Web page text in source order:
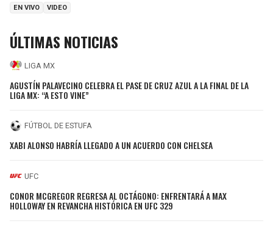
EN VIVO VIDEO
ÚLTIMAS NOTICIAS
LIGA MX
AGUSTÍN PALAVECINO CELEBRA EL PASE DE CRUZ AZUL A LA FINAL DE LA
LIGA MX: “A ESTO VINE”
FÚTBOL DE ESTUFA
XABI ALONSO HABRÍA LLEGADO A UN ACUERDO CON CHELSEA
UFC
CONOR MCGREGOR REGRESA AL OCTÁGONO: ENFRENTARÁ A MAX
HOLLOWAY EN REVANCHA HISTÓRICA EN UFC 329